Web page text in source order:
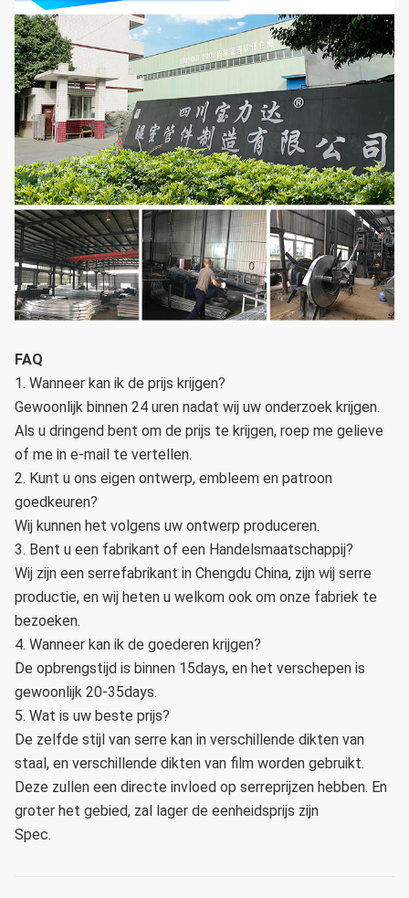
FAQ
1. Wanneer kan ik de prijs krijgen?
Gewoonlijk binnen 24 uren nadat wij uw onderzoek krijgen.
Als u dringend bent om de prijs te krijgen, roep me gelieve
of me in e-mail te vertellen.
2. Kunt u ons eigen ontwerp, embleem en patroon
goedkeuren?
Wij kunnen het volgens uw ontwerp produceren.
3. Bent u een fabrikant of een Handelsmaatschappij?
Wij zijn een serrefabrikant in Chengdu China, zijn wij serre
productie, en wij heten u welkom ook om onze fabriek te
bezoeken.
4. Wanneer kan ik de goederen krijgen?
De opbrengstijd is binnen 15days, en het verschepen is
gewoonlijk 20-35days.
5. Wat is uw beste prijs?
De zelfde stijl van serre kan in verschillende dikten van
staal, en verschillende dikten van film worden gebruikt.
Deze zullen een directe invloed op serreprijzen hebben. En
groter het gebied, zal lager de eenheidsprijs zijn
Spec.